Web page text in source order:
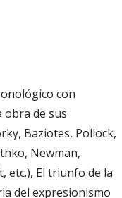
con
obra de sus
Baziotes, Pollock,
Newman,
etc.), El triunfo de la
del expresionismo